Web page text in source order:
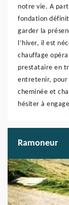
notre vie. A
fondation
garder la
l’hiver, il est
chauffage
prestataire en
entretenir, pour
cheminée et
hésiter à
Ramoneur